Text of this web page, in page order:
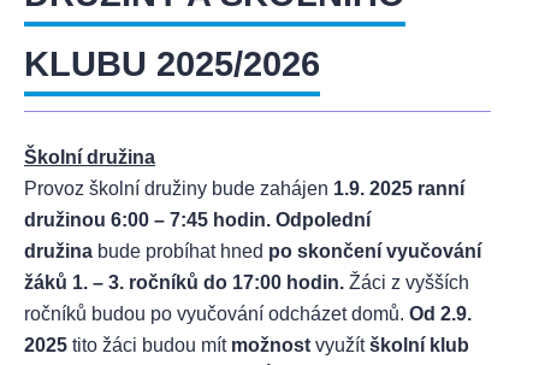
KLUBU 2025/2026
Školní družina
Provoz školní družiny bude zahájen 1.9. 2025 ranní
družinou 6:00 – 7:45 hodin. Odpolední
družina bude probíhat hned po skončení vyučování
žáků 1. – 3. ročníků do 17:00 hodin. Žáci z vyšších
ročníků budou po vyučování odcházet domů. Od 2.9.
2025 tito žáci budou mít možnost využítškolní klub